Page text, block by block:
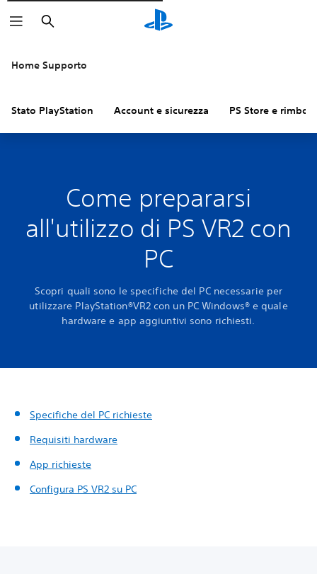
Cerca
Home Supporto
Stato PlayStation Account e sicurezza PS Store e
Come prepararsi
all'utilizzo di PS VR2 con
PC
Scopri quali sono le specifiche del PC necessarie per
utilizzare PlayStation®VR2 con un PC Windows® e quale
hardware e app aggiuntivi sono richiesti.
Specifiche del PC richieste
Requisiti hardware
App richieste
Configura PS VR2 su PC